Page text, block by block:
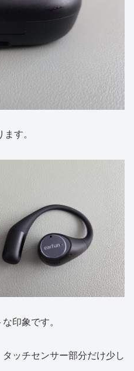
す。
印象です。
ッチセンサー部分だけ少し